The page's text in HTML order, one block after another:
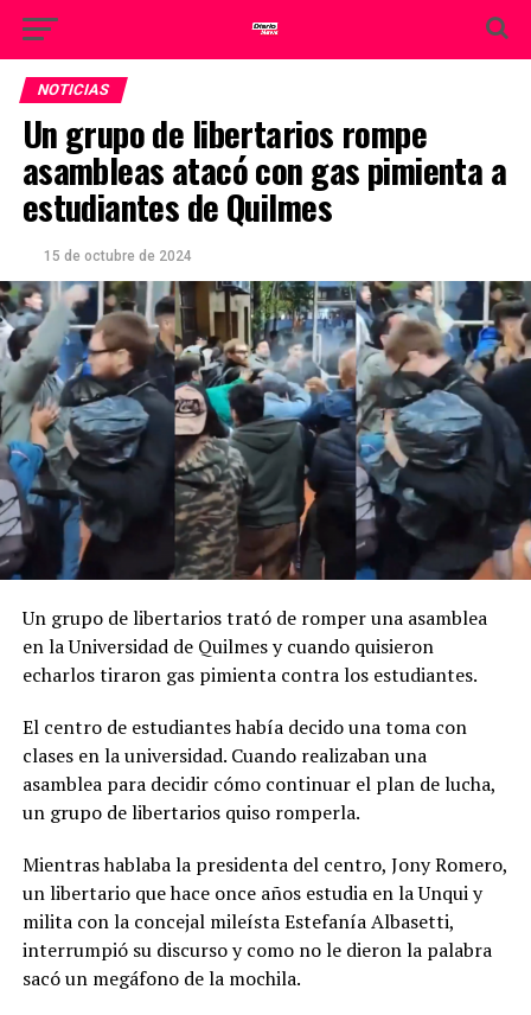
NOTICIAS
Un grupo de libertarios rompe
asambleas atacó con gas pimienta a
estudiantes de Quilmes
15 de octubre de 2024
Un grupo de libertarios trató de romper una asamblea
en la Universidad de Quilmes y cuando quisieron
echarlos tiraron gas pimienta contra los estudiantes.
El centro de estudiantes había decido una toma con
clases en la universidad. Cuando realizaban una
asamblea para decidir cómo continuar el plan de lucha,
un grupo de libertarios quiso romperla.
Mientras hablaba la presidenta del centro, Jony Romero,
un libertario que hace once años estudia en la Unqui y
milita con la concejal mileísta Estefanía Albasetti,
interrumpió su discurso y como no le dieron la palabra
sacó un megáfono de la mochila.